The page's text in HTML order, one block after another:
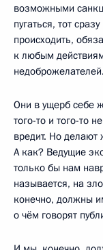
возможными
пугаться, тот
происходить,
к любым
недоброжелателей.
Они в ущерб себе
того-то и того-то
вредит. Но делают
А как? Ведущие
только бы нам
называется, на
конечно, должны
о чём говорят